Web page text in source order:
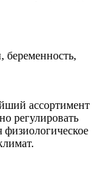
ассортимент
регулировать